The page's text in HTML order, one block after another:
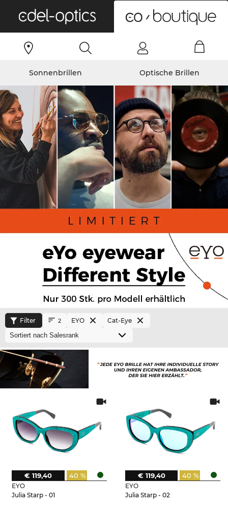
Sonnenbrillen Optische Brillen
Filter 2 EYO Cat-Eye
EYO
Julia Starp - 01
40 %
€ 119,40
EYO
Julia Starp - 02
40 %
€ 119,40